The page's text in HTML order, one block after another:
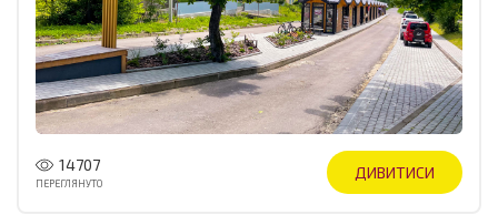
14707
ПЕРЕГЛЯНУТО
ДИВИТИСИ